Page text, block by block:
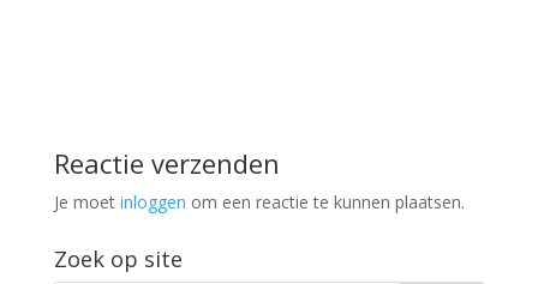
Reactie verzenden
Je moet inloggen om een reactie te kunnen plaatsen.
Zoek op site